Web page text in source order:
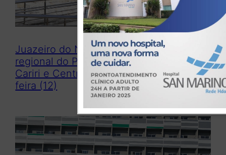
Juazeiro do Norte sediará encontro
regional do Programa Previne para o
Cariri e Centro-Sul na próxima terça-
feira (12)